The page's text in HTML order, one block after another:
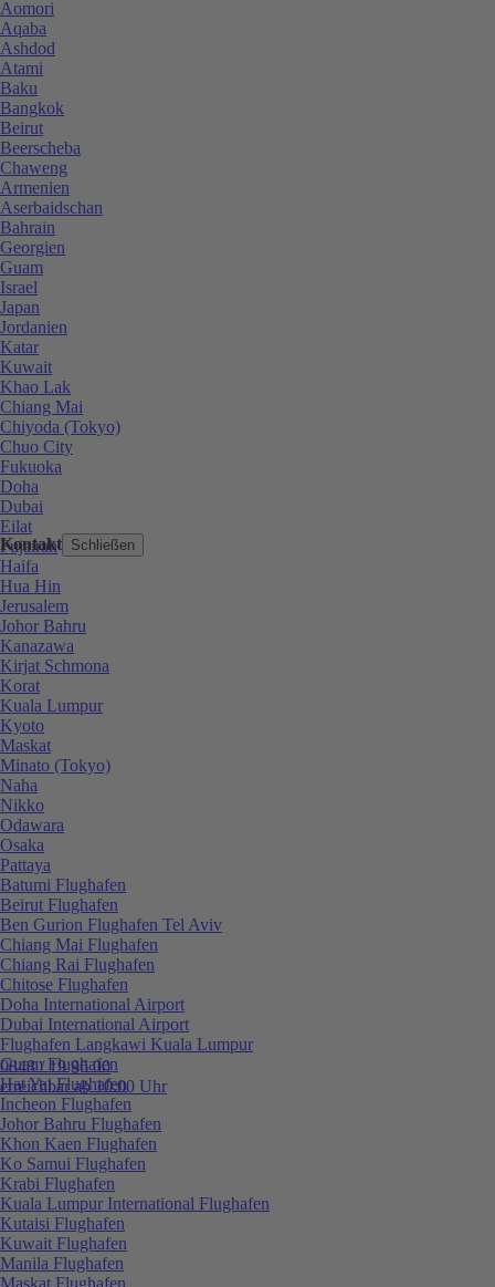
Kontakt Schließen
0848 / 19 96 00
erreichbar ab 10:00 Uhr
Aomori
Aqaba
Ashdod
Atami
Baku
Bangkok
Beirut
Beerscheba
Chaweng
Armenien
Aserbaidschan
Bahrain
Georgien
Guam
Israel
Japan
Jordanien
Katar
Kuwait
Khao Lak
Chiang Mai
Chiyoda (Tokyo)
Chuo City
Fukuoka
Doha
Dubai
Eilat
Fujairah
Haifa
Hua Hin
Jerusalem
Johor Bahru
Kanazawa
Kirjat Schmona
Korat
Kuala Lumpur
Kyoto
Maskat
Minato (Tokyo)
Naha
Nikko
Odawara
Osaka
Pattaya
Batumi Flughafen
Beirut Flughafen
Ben Gurion Flughafen Tel Aviv
Chiang Mai Flughafen
Chiang Rai Flughafen
Chitose Flughafen
Doha International Airport
Dubai International Airport
Flughafen Langkawi Kuala Lumpur
Guam Flughafen
Hat Yai Flughafen
Incheon Flughafen
Johor Bahru Flughafen
Khon Kaen Flughafen
Ko Samui Flughafen
Krabi Flughafen
Kuala Lumpur International Flughafen
Kutaisi Flughafen
Kuwait Flughafen
Manila Flughafen
Maskat Flughafen